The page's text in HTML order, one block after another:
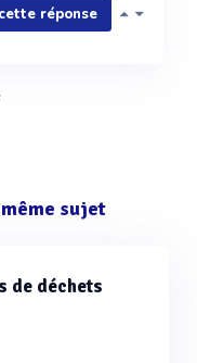
réponse
sujet
de déchets